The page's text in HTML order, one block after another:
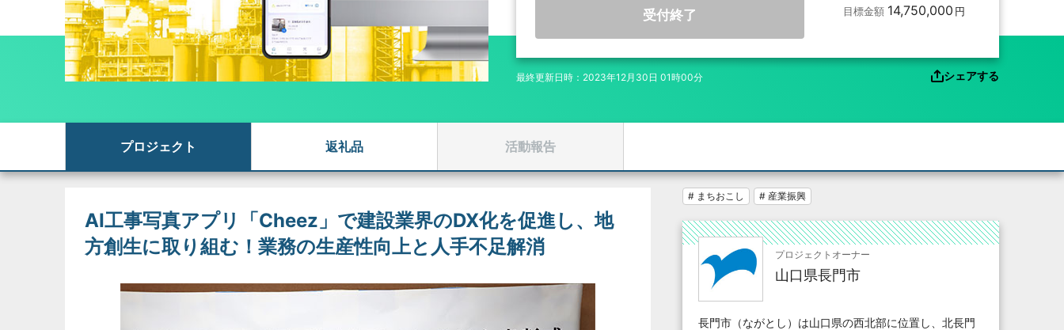
目標金額 14,750,000
受付終了
最終更新日時：2023年12月30日 01時00分 シェアする
プロジェクト 返礼品 活動報告
# まちおこし # 産業振興
プロジェクトオーナー
山口県長門市
長門市（ながとし）は山口県の西北部に位置し、北長門
AI工事写真アプリ「Cheez」で建設業界のDX化を促進し、地
方創生に取り組む！業務の生産性向上と人手不足解消